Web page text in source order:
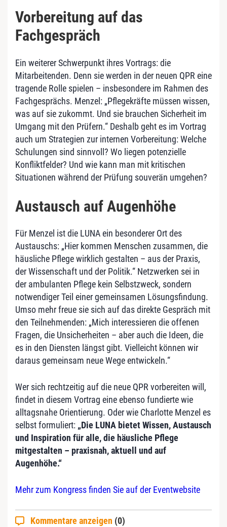
Vorbereitung auf das
Fachgespräch
Ein weiterer Schwerpunkt ihres Vortrags: die
Mitarbeitenden. Denn sie werden in der neuen QPR eine
tragende Rolle spielen – insbesondere im Rahmen des
Fachgesprächs. Menzel: „Pflegekräfte müssen wissen,
was auf sie zukommt. Und sie brauchen Sicherheit im
Umgang mit den Prüfern.“ Deshalb geht es im Vortrag
auch um Strategien zur internen Vorbereitung: Welche
Schulungen sind sinnvoll? Wo liegen potenzielle
Konfliktfelder? Und wie kann man mit kritischen
Situationen während der Prüfung souverän umgehen?
Austausch auf Augenhöhe
Für Menzel ist die LUNA ein besonderer Ort des
Austauschs: „Hier kommen Menschen zusammen, die
häusliche Pflege wirklich gestalten – aus der Praxis,
der Wissenschaft und der Politik.“ Netzwerken sei in
der ambulanten Pflege kein Selbstzweck, sondern
notwendiger Teil einer gemeinsamen Lösungsfindung.
Umso mehr freue sie sich auf das direkte Gespräch mit
den Teilnehmenden: „Mich interessieren die offenen
Fragen, die Unsicherheiten – aber auch die Ideen, die
es in den Diensten längst gibt. Vielleicht können wir
daraus gemeinsam neue Wege entwickeln.“
Wer sich rechtzeitig auf die neue QPR vorbereiten will,
findet in diesem Vortrag eine ebenso fundierte wie
alltagsnahe Orientierung. Oder wie Charlotte Menzel es
selbst formuliert: „Die LUNA bietet Wissen, Austausch
und Inspiration für alle, die häusliche Pflege
mitgestalten – praxisnah, aktuell und auf
Augenhöhe.“
Mehr zum Kongress finden Sie auf der Eventwebsite
Kommentare anzeigen (0)